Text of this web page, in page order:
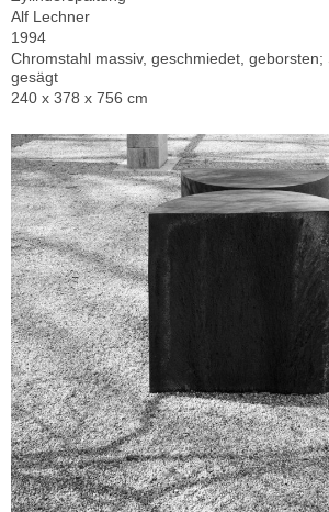
Alf Lechner
1994
Chromstahl massiv, geschmiedet, geborsten;
gesägt
240 x 378 x 756 cm